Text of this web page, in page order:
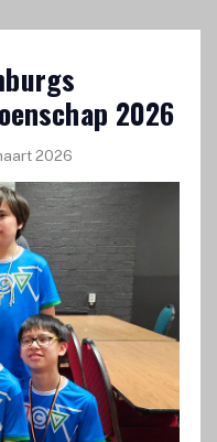
2026
2026